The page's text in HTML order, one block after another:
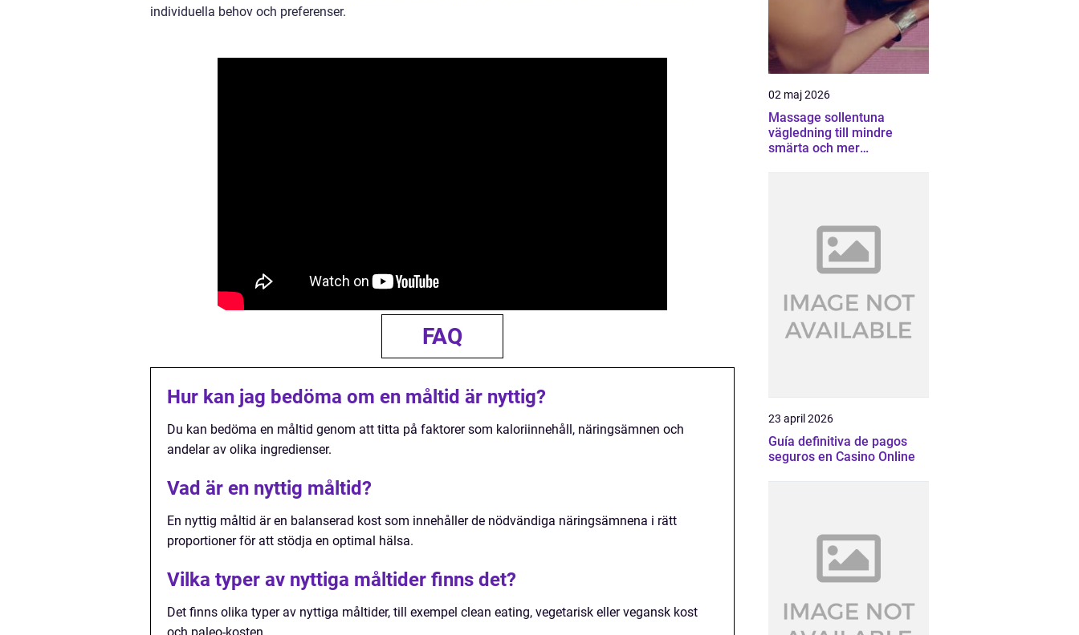
individuella behov och preferenser.
FAQ
Hur kan jag bedöma om en måltid är nyttig?
Du kan bedöma en måltid genom att titta på faktorer som kaloriinnehåll, näringsämnen och
andelar av olika ingredienser.
Vad är en nyttig måltid?
En nyttig måltid är en balanserad kost som innehåller de nödvändiga näringsämnena i rätt
proportioner för att stödja en optimal hälsa.
Vilka typer av nyttiga måltider finns det?
Det finns olika typer av nyttiga måltider, till exempel clean eating, vegetarisk eller vegansk kost
02 maj 2026
Massage sollentuna
vägledning till mindre
smärta och mer
23 april 2026
Guía definitiva de pagos
seguros en Casino Online